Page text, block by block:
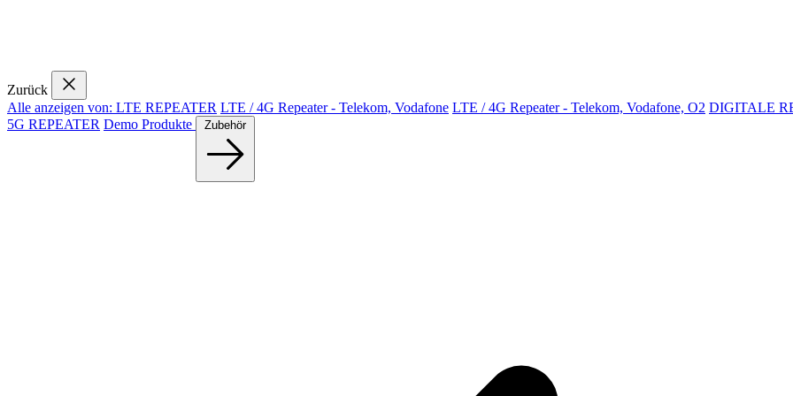
Zurück
Alle anzeigen von: LTE REPEATER LTE / 4G Repeater - Telekom, Vodafone LTE / 4G Repeater - Telekom, Vodafone, O2 DIGITALE
5G REPEATER Demo Produkte Zubehör